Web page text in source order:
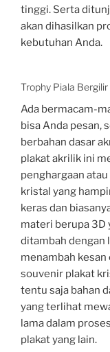
tinggi. Serta
akan dihasilkan
kebutuhan Anda.
Trophy Piala
Ada bermacam-
bisa Anda pesan,
berbahan dasar
plakat akrilik ini
penghargaan
kristal yang
keras dan
materi berupa 3D
ditambah dengan
menambah
souvenir plakat
tentu saja bahan
yang terlihat
lama dalam
plakat yang lain.